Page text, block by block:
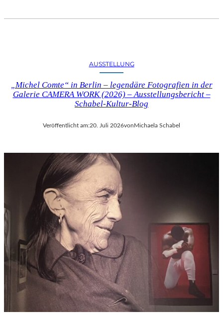
AUSSTELLUNG
„Michel Comte“ in Berlin – legendäre Fotografien in der
Galerie CAMERA WORK (2026) – Ausstellungsbericht –
Schabel-Kultur-Blog
Veröffentlicht am:20. Juli 2026von Michaela Schabel